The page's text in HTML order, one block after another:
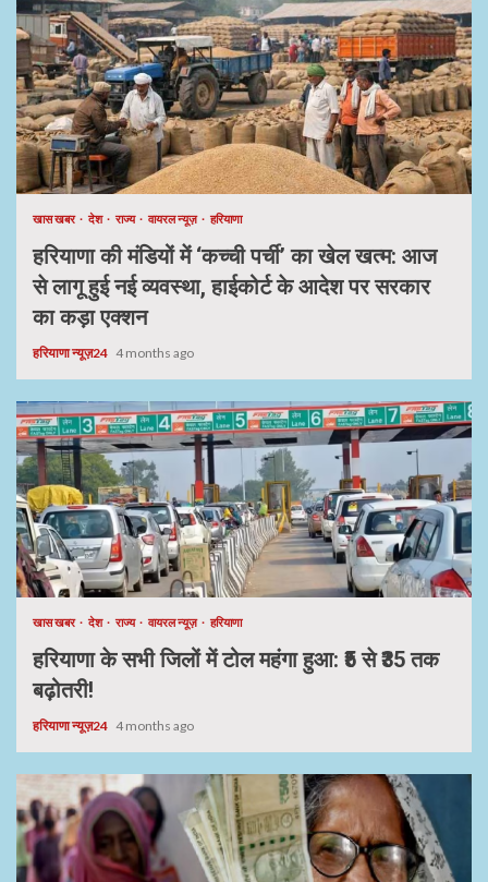
खास खबर देश राज्य वायरल न्यूज़ हरियाणा
हरियाणा की मंडियों में ‘कच्ची पर्ची’ का खेल खत्म: आज
से लागू हुई नई व्यवस्था, हाईकोर्ट के आदेश पर सरकार
का कड़ा एक्शन
हरियाणा न्यूज़24 4 months ago
खास खबर देश राज्य वायरल न्यूज़ हरियाणा
हरियाणा के सभी जिलों में टोल महंगा हुआ: ₹5 से ₹35 तक
बढ़ोतरी!
हरियाणा न्यूज़24 4 months ago